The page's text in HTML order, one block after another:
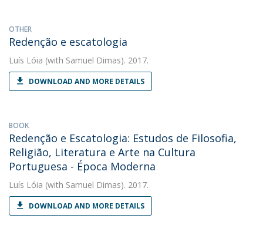
OTHER
Redenção e escatologia
Luís Lóia (with Samuel Dimas). 2017.
DOWNLOAD AND MORE DETAILS
BOOK
Redenção e Escatologia: Estudos de Filosofia,
Religião, Literatura e Arte na Cultura
Portuguesa - Época Moderna
Luís Lóia (with Samuel Dimas). 2017.
DOWNLOAD AND MORE DETAILS